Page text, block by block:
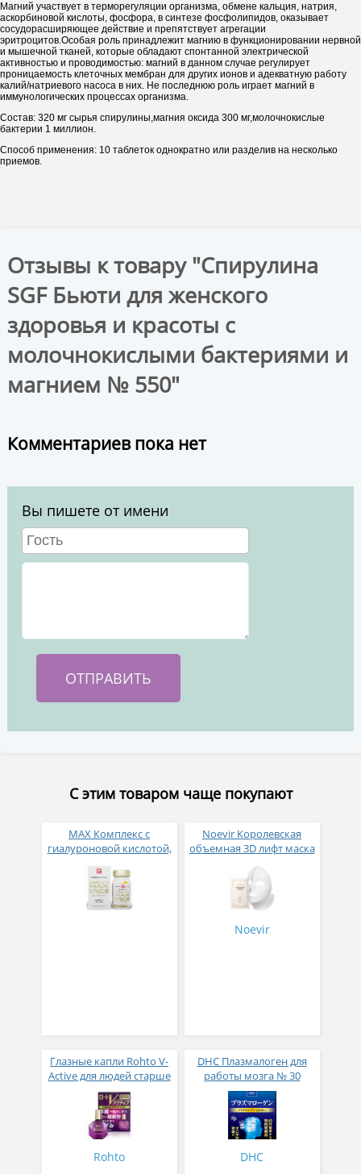
Магний участвует в терморегуляции организма, обмене кальция, натрия,
аскорбиновой кислоты, фосфора, в синтезе фосфолипидов, оказывает
сосудорасширяющее действие и препятствует агрегации
эритроцитов.Особая роль принадлежит магнию в функционировании нервной
и мышечной тканей, которые обладают спонтанной электрической
активностью и проводимостью: магний в данном случае регулирует
проницаемость клеточных мембран для других ионов и адекватную работу
калий/натриевого насоса в них. Не последнюю роль играет магний в
иммунологических процессах организма.
Состав: 320 мг сырья спирулины,магния оксида 300 мг,молочнокислые
бактерии 1 миллион.
Способ применения: 10 таблеток однократно или разделив на несколько
приемов.
Отзывы к товару "Спирулина
SGF Бьюти для женского
здоровья и красоты с
молочнокислыми бактериями и
магнием № 550"
Комментариев пока нет
Вы пишете от имени
С этим товаром чаще покупают
МАХ Комплекс с
гиалуроновой кислотой,
молочком и Омега 3 №
60
Noevir Королевская
объемная 3D лифт маска
Noevir
Глазные капли Rohto V-
Active для людей старше
50 лет индекс свежести 2
Rohto
DHC Плазмалоген для
работы мозга № 30
DHC